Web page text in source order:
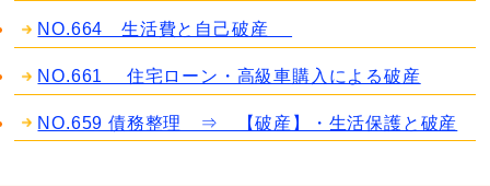
NO.664 生活費と自己破産
NO.661 住宅ローン・高級車購入による破産
NO.659 債務整理 ⇒ 【破産】・生活保護と破産